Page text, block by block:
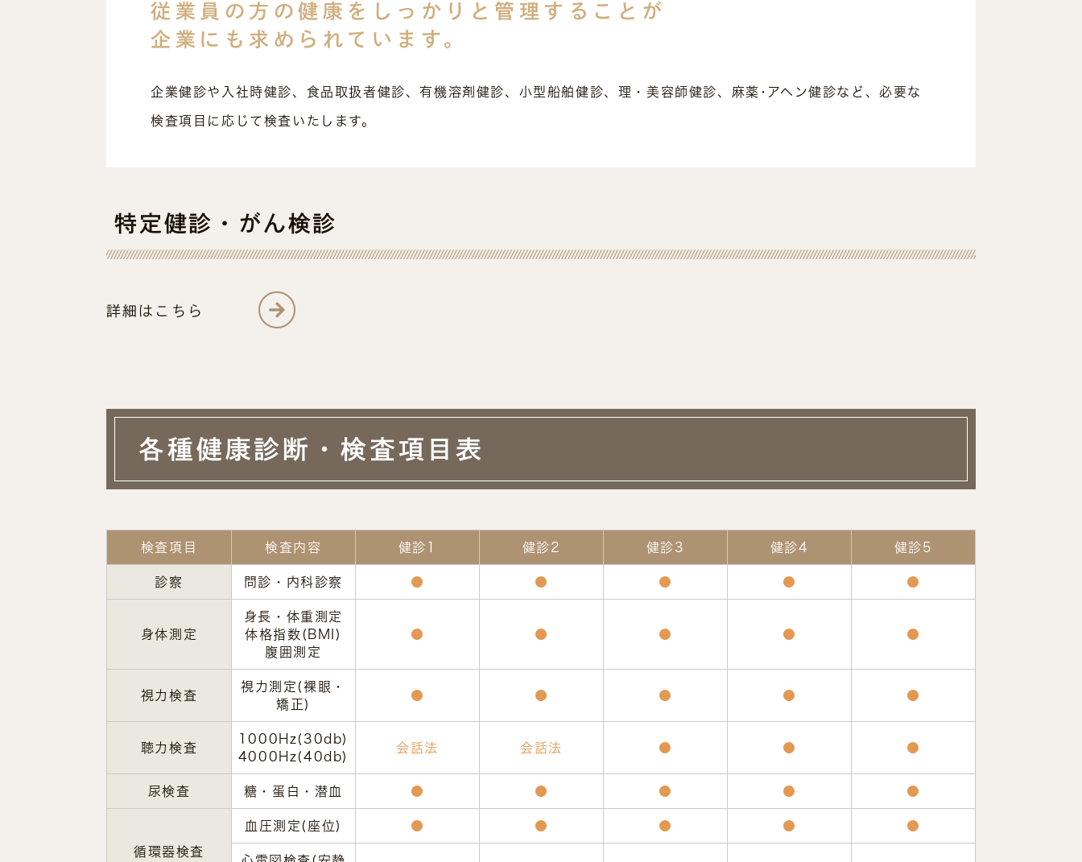
従業員の方の健康を しっかりと管理することが
企業にも 求められています。
企業健診や入社時健診、食品取扱者健診、有機溶剤健診、小型船舶健診、理・美容師健診、麻薬･アヘン健診など、必要な
検査項目に応じて検査いたします。
特定健診・がん検診
詳細はこちら
各種健康診断・検査項目表
検査項目 検査内容 健診1 健診2 健診3 健診4 健診5
診察 問診・内科診察 ● ● ● ● ●
身体測定
身長・体重測定
体格指数(BMI)
腹囲測定
● ● ● ● ●
視力検査
視力測定(裸眼・
矯正)
● ● ● ● ●
聴力検査
1000Hz(30db)
4000Hz(40db)
会話法 会話法 ● ● ●
尿検査 糖・蛋白・潜血 ● ● ● ● ●
循環器検査
血圧測定(座位) ● ● ● ● ●